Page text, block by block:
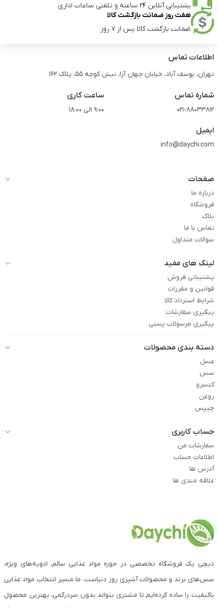
پشتیبانی آنلاین 24 ساعته و تلفنی ساعات اداری
هفت روز ضمانت بازگشت کالا
ضمانت بازگشت کالا پس از 7 روز
اطلاعات تماس
تهران، یوسف آباد، خیابان جهان آرا، نبش کوچه 55، پلاک 162
شماره تماس
021-88033812
ساعت کاری
9:00 الی 18:00
ایمیل
info@daychi.com
صفحات
درباره ما
فروشگاه
بلاگ
تماس با ما
سوالات متداول
لینک های مفید
پشتیبانی فروش
قوانین و مقررات
شرایط استرداد کالا
پیگیری سفارشات
پیگیری مرسولات پستی
دسته بندی محصولات
عسل
سس
کنسرو
روغن
چیپس
حساب کاربری
سفارشات من
اطلاعات حساب
آدرس ها
علاقه مندی ها
دیچی یک فروشگاه تخصصی در حوزه مواد غذایی سالم، ادویه‌های ویژه،
سس‌های برند و محصولات آشپزی روز دنیاست. ما مسیر انتخاب مواد غذایی
باکیفیت را ساده کرده‌ایم تا مشتری بتواند بدون سردرگمی، بهترین محصول